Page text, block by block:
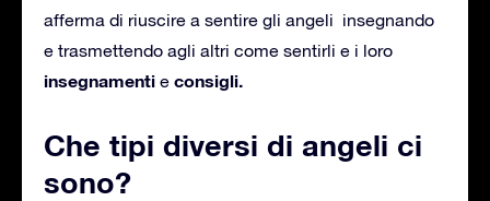
afferma di riuscire a sentire gli angeli insegnando
e trasmettendo agli altri come sentirli e i loro
insegnamenti e consigli.
Che tipi diversi di angeli ci
sono?